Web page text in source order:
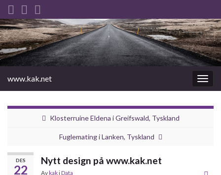
Slåu
av/på
www.kak.net
Klosterruine Eldena i Greifswald, Tyskland
Fuglemating i Lanken, Tyskland
DES
22
Nytt design på www.kak.net
AvkakiData